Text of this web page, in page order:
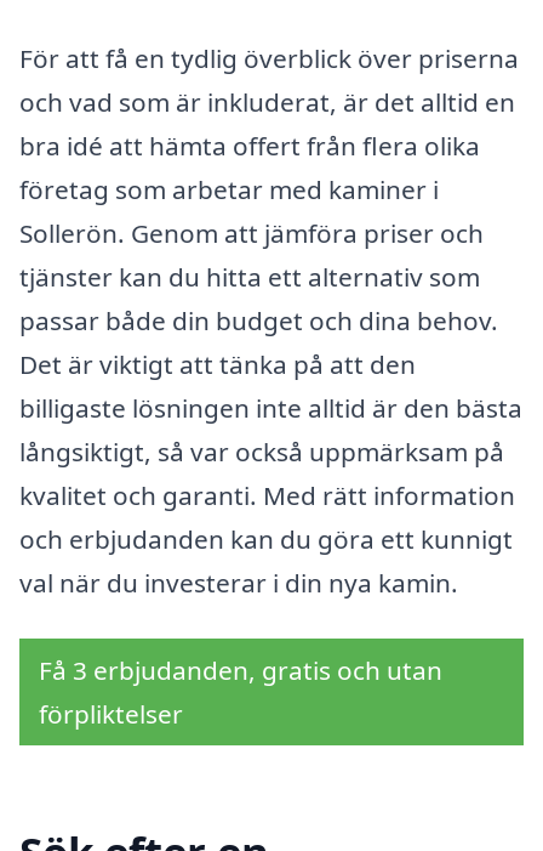
För att få en tydlig överblick över priserna
och vad som är inkluderat, är det alltid en
bra idé att hämta offert från flera olika
företag som arbetar med kaminer i
Sollerön. Genom att jämföra priser och
tjänster kan du hitta ett alternativ som
passar både din budget och dina behov.
Det är viktigt att tänka på att den
billigaste lösningen inte alltid är den bästa
långsiktigt, så var också uppmärksam på
kvalitet och garanti. Med rätt information
och erbjudanden kan du göra ett kunnigt
val när du investerar i din nya kamin.
Få 3 erbjudanden, gratis och utan
förpliktelser